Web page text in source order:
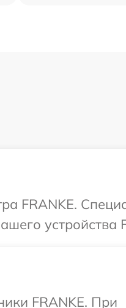
FRANKE.
устройства
FRANKE. При